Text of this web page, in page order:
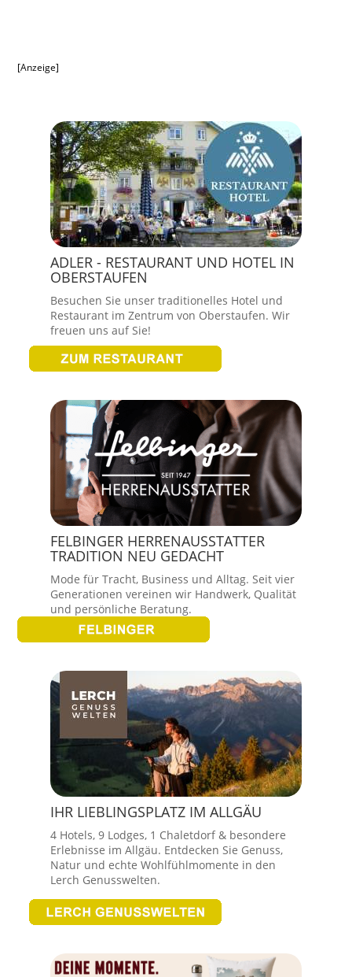
[Anzeige]
ADLER - RESTAURANT UND HOTEL IN
OBERSTAUFEN
Besuchen Sie unser traditionelles Hotel und
Restaurant im Zentrum von Oberstaufen. Wir
freuen uns auf Sie!
FELBINGER HERRENAUSSTATTER
TRADITION NEU GEDACHT
Mode für Tracht, Business und Alltag. Seit vier
Generationen vereinen wir Handwerk, Qualität
und persönliche Beratung.
IHR LIEBLINGSPLATZ IM ALLGÄU
4 Hotels, 9 Lodges, 1 Chaletdorf & besondere
Erlebnisse im Allgäu. Entdecken Sie Genuss,
Natur und echte Wohlfühlmomente in den
Lerch Genusswelten.